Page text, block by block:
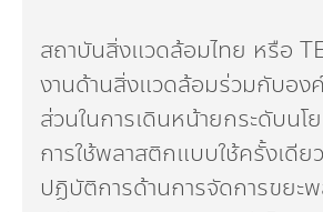
สถาบันสิ่งแวดล้อมไทย หรือ
งานด้านสิ่งแวดล้อมร่วมกับอง
ส่วนในการเดินหน้ายกระดับนโ
การใช้พลาสติกแบบใช้ครั้งเดี
ปฏิบัติการด้านการจัดการขยะ